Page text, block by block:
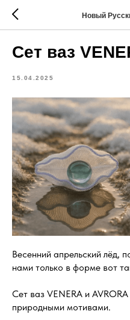
Новый
Сет ваз
15.04.2025
Весенний апрельский лёд,
нами только в форме вот
Сет ваз VENERA и
природными мотивами.